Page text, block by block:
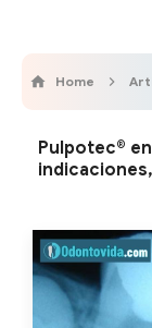
Home
Pulpotec®